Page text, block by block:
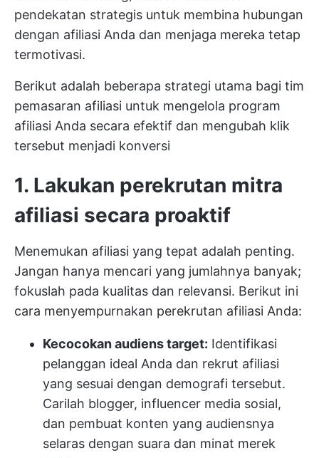
pendekatan strategis untuk membina hubungan
dengan afiliasi Anda dan menjaga mereka tetap
termotivasi.
Berikut adalah beberapa strategi utama bagi tim
pemasaran afiliasi untuk mengelola program
afiliasi Anda secara efektif dan mengubah klik
tersebut menjadi konversi
1. Lakukan perekrutan mitra
afiliasi secara proaktif
Menemukan afiliasi yang tepat adalah penting.
Jangan hanya mencari yang jumlahnya banyak;
fokuslah pada kualitas dan relevansi. Berikut ini
cara menyempurnakan perekrutan afiliasi Anda:
Kecocokan audiens target: Identifikasi
pelanggan ideal Anda dan rekrut afiliasi
yang sesuai dengan demografi tersebut.
Carilah blogger, influencer media sosial,
dan pembuat konten yang audiensnya
selaras dengan suara dan minat merek